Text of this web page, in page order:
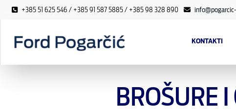
+385 51 625 546 / +385 91 587 5885 / +385 98 328 890
KONTAKTI
BROŠURE